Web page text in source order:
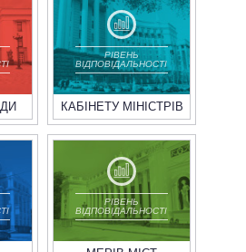
РІВЕНЬ
ВІДПОВІДАЛЬНОСТІ
КАБІНЕТУ МІНІСТРІВ
РІВЕНЬ
ВІДПОВІДАЛЬНОСТІ